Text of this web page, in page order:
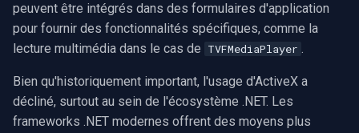
h
e
Serveur RTSP
Compositeur de vidéo en
direct
Pelco
Swann
GeoVision
Conclusion
Capture vidéo (WMV)
Crossbar d'entrée vidéo
Moteur de rendu vidéo
peuvent être intégrés dans des formulaires d'application
pour fournir des fonctionnalités spécifiques, comme la
lecture multimédia dans le cas de TVFMediaPlayer .
Bien qu'historiquement important, l'usage d'ActiveX a
décliné, surtout au sein de l'écosystème .NET. Les
frameworks .NET modernes offrent des moyens plus